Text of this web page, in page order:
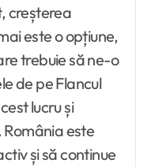
creșterea
este o opțiune,
trebuie să ne-o
de pe Flancul
lucru și
este
și să continue